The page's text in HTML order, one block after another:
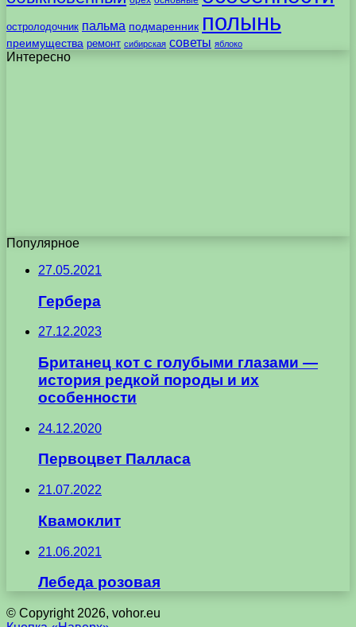
остролодочник пальма подмаренник полынь
преимущества ремонт сибирская советы яблоко
Интересно
Популярное
27.05.2021
Гербера
27.12.2023
Британец кот с голубыми глазами —
история редкой породы и их
особенности
24.12.2020
Первоцвет Палласа
21.07.2022
Квамоклит
21.06.2021
Лебеда розовая
© Copyright 2026, vohor.eu